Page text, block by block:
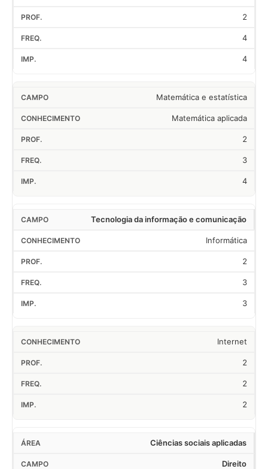
2
4
4
Matemática e estatística
Matemática aplicada
2
3
4
Tecnologia da informação e comunicação
Informática
2
3
3
Internet
2
2
2
Ciências sociais aplicadas
Direito